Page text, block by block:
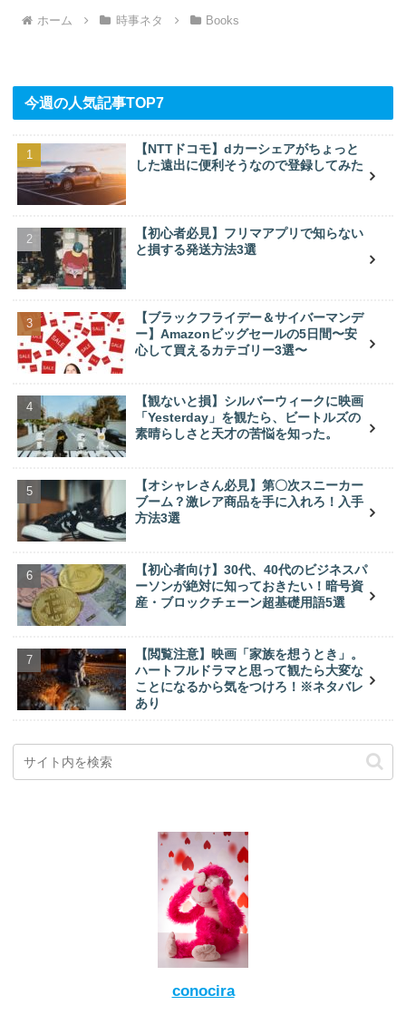
ホーム 時事ネタ Books
今週の人気記事TOP7
【NTTドコモ】dカーシェアがちょっと
した遠出に便利そうなので登録してみた
【初心者必見】フリマアプリで知らない
と損する発送方法3選
【ブラックフライデー＆サイバーマンデ
ー】Amazonビッグセールの5日間〜安
心して買えるカテゴリー3選〜
【観ないと損】シルバーウィークに映画
「Yesterday」を観たら、ビートルズの
素晴らしさと天才の苦悩を知った。
【オシャレさん必見】第〇次スニーカー
ブーム？激レア商品を手に入れろ！入手
方法3選
【初心者向け】30代、40代のビジネスパ
ーソンが絶対に知っておきたい！暗号資
産・ブロックチェーン超基礎用語5選
【閲覧注意】映画「家族を想うとき」。
ハートフルドラマと思って観たら大変な
ことになるから気をつけろ！※ネタバレ
あり
conocira